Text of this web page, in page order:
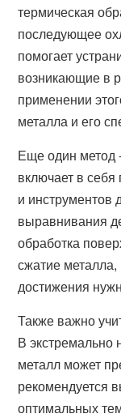
термическая
последующее
помогает
возникающие в
применении
металла и его
Еще один метод
включает в
и инструментов
выравнивания
обработка
сжатие
достижения
Также важно
В экстремально
металл может
рекомендуется
оптимальных